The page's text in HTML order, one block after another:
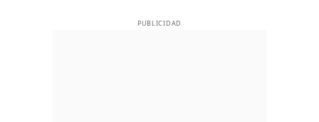
PUBLICIDAD